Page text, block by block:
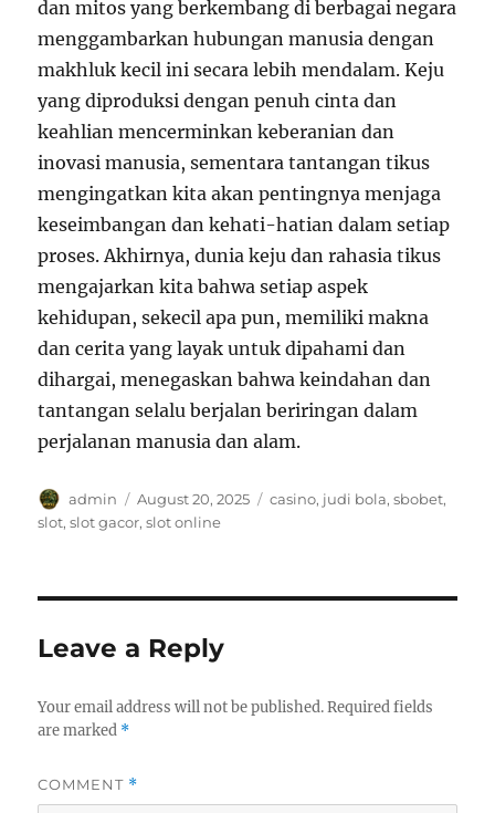
dan mitos yang berkembang di berbagai negara
menggambarkan hubungan manusia dengan
makhluk kecil ini secara lebih mendalam. Keju
yang diproduksi dengan penuh cinta dan
keahlian mencerminkan keberanian dan
inovasi manusia, sementara tantangan tikus
mengingatkan kita akan pentingnya menjaga
keseimbangan dan kehati-hatian dalam setiap
proses. Akhirnya, dunia keju dan rahasia tikus
mengajarkan kita bahwa setiap aspek
kehidupan, sekecil apa pun, memiliki makna
dan cerita yang layak untuk dipahami dan
dihargai, menegaskan bahwa keindahan dan
tantangan selalu berjalan beriringan dalam
perjalanan manusia dan alam.
Author
admin
Posted
on
August 20, 2025 Tags
casino, judi bola,sbobet,
slot,slot gacor,slot online
Leave a Reply
Your email address will not be published. Required fields
are marked *
COMMENT *